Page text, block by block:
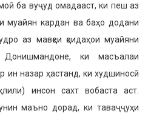
ба вуҷуд омадааст, ки пеш аз
муайян кардан ва баҳо додани
аз мавқеи қоидаҳои муайяни
Донишмандоне, ки масъалаи
ин назар ҳастанд, ки худшиносӣ
инсон сахт вобаста аст.
маъно до­рад, ки таваҷҷуҳи